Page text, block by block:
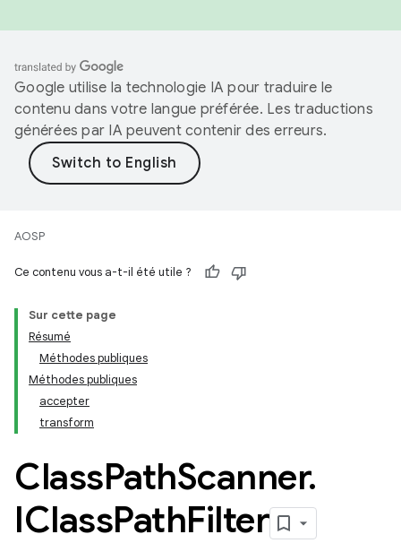
Google utilise la technologie IA pour traduire le
contenu dans votre langue préférée. Les traductions
générées par IA peuvent contenir des erreurs.
AOSP
Ce contenu vous a-t-il été utile ?
Sur cette page
Résumé
Méthodes publiques
Méthodes publiques
accepter
transform
ClassPathScanner.
IClassPathFilter